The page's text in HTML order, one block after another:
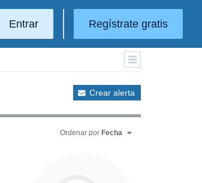
Entrar Regístrate gratis
Crear alerta
Ordenar por Fecha